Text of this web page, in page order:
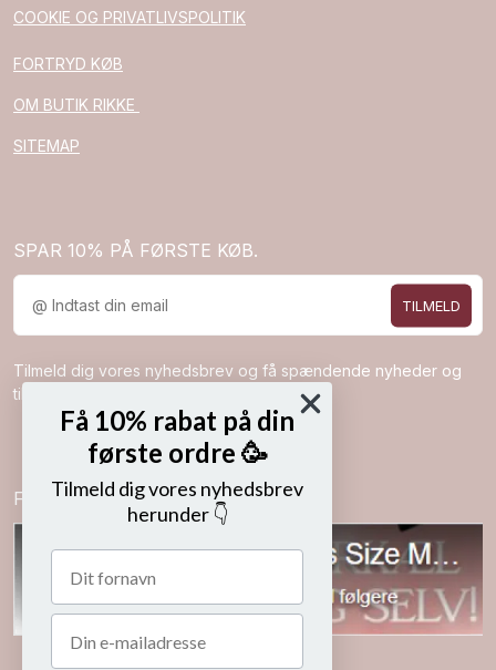
COOKIE OG PRIVATLIVSPOLITIK
FORTRYD KØB
OM BUTIK RIKKE
SITEMAP
SPAR 10% PÅ FØRSTE KØB.
TILMELD
Tilmeld dig vores nyhedsbrev og få spændende nyheder og
tilbud direkte i din indbakke.
Følg os på
Få 10% rabat på din
første ordre 🥳
Tilmeld dig vores nyhedsbrev
herunder 👇